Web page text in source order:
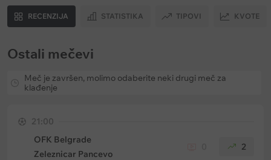
RECENZIJA STATISTIKA TIPOVI KVOTE
Ostali mečevi
Meč je završen, molimo odaberite neki drugi meč za
klađenje
21:00
OFK Belgrade
Zeleznicar Pancevo
2